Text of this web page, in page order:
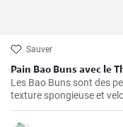
Sauver
Pain Bao Buns avec le
Les Bao Buns sont des
texture spongieuse et
pour un résultat excitant
pâte à la vapeur, puis en